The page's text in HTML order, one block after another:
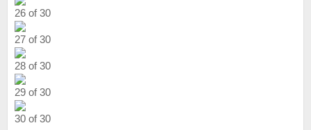
26 of 30
27 of 30
28 of 30
29 of 30
30 of 30